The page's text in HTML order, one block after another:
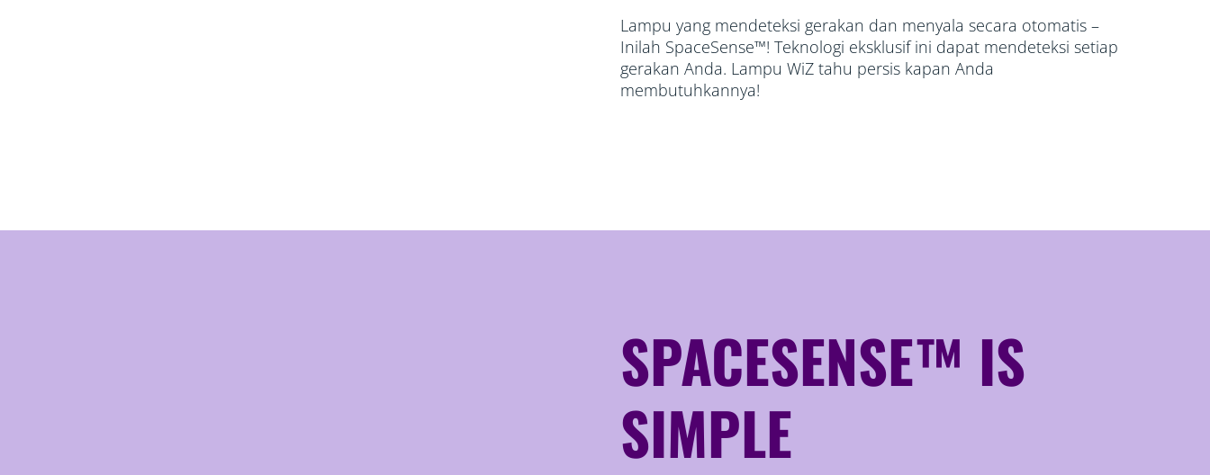
Lampu yang mendeteksi gerakan dan menyala secara otomatis –
Inilah SpaceSense™! Teknologi eksklusif ini dapat mendeteksi setiap
gerakan Anda. Lampu WiZ tahu persis kapan Anda
membutuhkannya!
SPACESENSE™ IS
SIMPLE